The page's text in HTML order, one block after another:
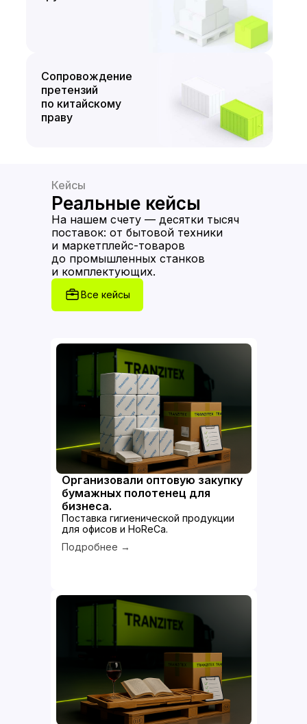
Сопровождение
претензий
по китайскому
праву
Кейсы
Реальные кейсы
На нашем счету — десятки тысяч
поставок: от бытовой техники
и маркетплейс-товаров
до промышленных станков
и комплектующих.
Все кейсы
Организовали оптовую закупку
бумажных полотенец для
бизнеса.
Поставка гигиенической продукции
для офисов и HoReCa.
Подробнее →